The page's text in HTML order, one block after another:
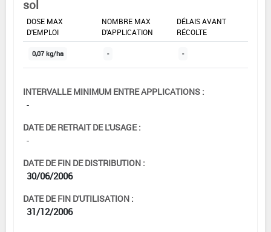
sol
DOSE MAX
D'EMPLOI
NOMBRE MAX
D'APPLICATION
DÉLAIS AVANT
RÉCOLTE
0,07 kg/ha - -
INTERVALLE MINIMUM ENTRE APPLICATIONS :
-
DATE DE RETRAIT DE L'USAGE :
-
DATE DE FIN DE DISTRIBUTION :
30/06/2006
DATE DE FIN D'UTILISATION :
31/12/2006